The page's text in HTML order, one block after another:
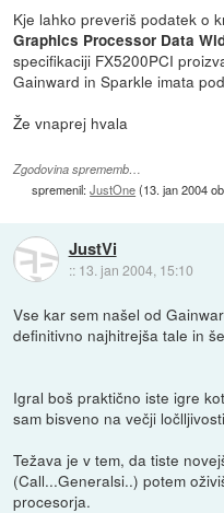
Kje lahko preveriš podatek o
Graphics Processor Data
specifikaciji FX5200PCI
Gainward in Sparkle imata
Že vnaprej hvala
Zgodovina sprememb…
spremenil:JustOne(13. jan 2004
JustVi
:: 13. jan 2004, 15:10
Vse kar sem našel od
definitivno najhitrejša tale in
Igral boš praktično iste igre
sam bisveno na večji
Težava je v tem, da tiste
(Call...Generalsi..) potem
procesorja.